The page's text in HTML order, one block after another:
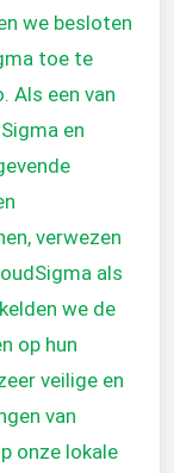
we besloten
toe te
Als een van
en
verwezen
als
we de
op hun
veilige en
van
onze lokale